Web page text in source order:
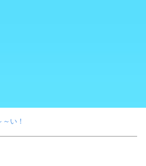
い！